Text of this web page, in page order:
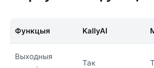
Функцыя KallyAI
Выходныя
Так